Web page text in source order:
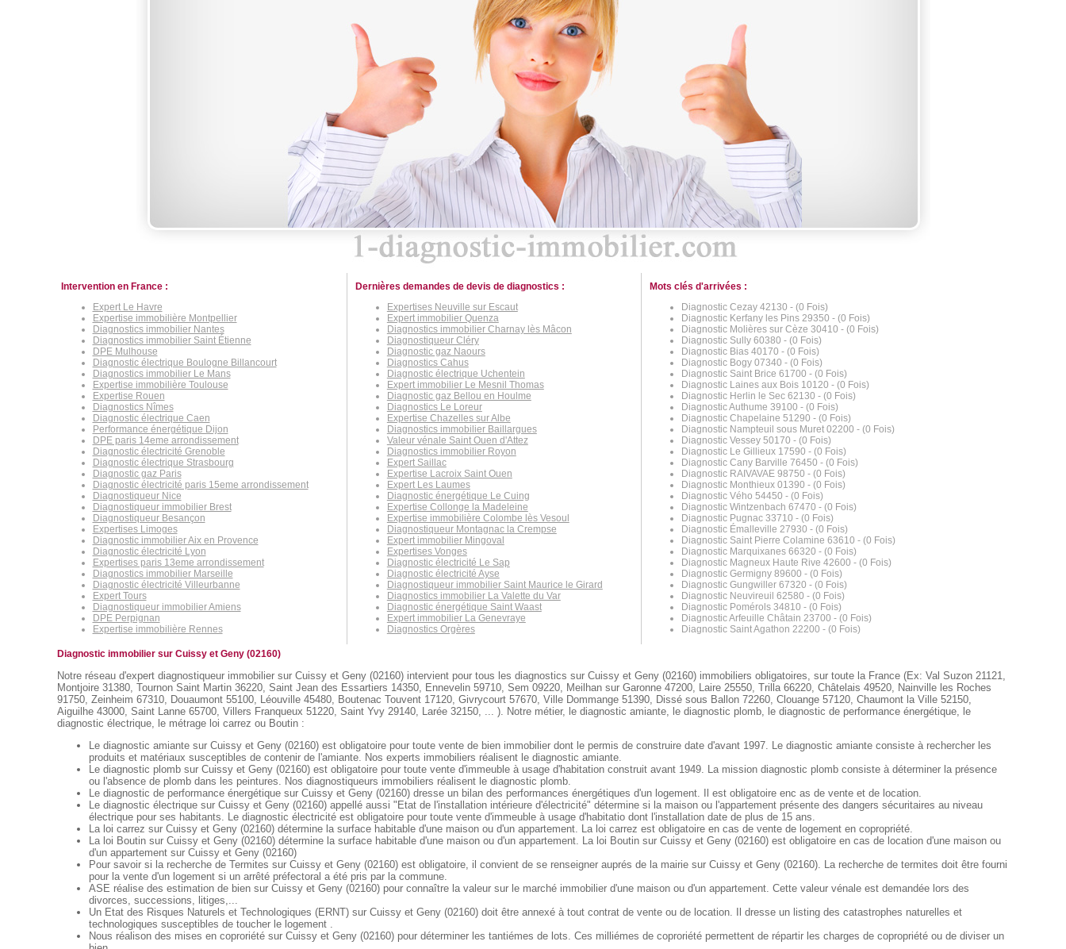
Intervention en France :
Expert Le Havre
Expertise immobilière Montpellier
Diagnostics immobilier Nantes
Diagnostics immobilier Saint Étienne
DPE Mulhouse
Diagnostic électrique Boulogne Billancourt
Diagnostics immobilier Le Mans
Expertise immobilière Toulouse
Expertise Rouen
Diagnostics Nîmes
Diagnostic électrique Caen
Performance énergétique Dijon
DPE paris 14eme arrondissement
Diagnostic électricité Grenoble
Diagnostic électrique Strasbourg
Diagnostic gaz Paris
Diagnostic électricité paris 15eme arrondissement
Diagnostiqueur Nice
Diagnostiqueur immobilier Brest
Diagnostiqueur Besançon
Expertises Limoges
Diagnostic immobilier Aix en Provence
Diagnostic électricité Lyon
Expertises paris 13eme arrondissement
Diagnostics immobilier Marseille
Diagnostic électricité Villeurbanne
Expert Tours
Diagnostiqueur immobilier Amiens
DPE Perpignan
Expertise immobilière Rennes
Dernières demandes de devis de diagnostics :
Expertises Neuville sur Escaut
Expert immobilier Quenza
Diagnostics immobilier Charnay lès Mâcon
Diagnostiqueur Cléry
Diagnostic gaz Naours
Diagnostics Cahus
Diagnostic électrique Uchentein
Expert immobilier Le Mesnil Thomas
Diagnostic gaz Bellou en Houlme
Diagnostics Le Loreur
Expertise Chazelles sur Albe
Diagnostics immobilier Baillargues
Valeur vénale Saint Ouen d'Attez
Diagnostics immobilier Royon
Expert Saillac
Expertise Lacroix Saint Ouen
Expert Les Laumes
Diagnostic énergétique Le Cuing
Expertise Collonge la Madeleine
Expertise immobilière Colombe lès Vesoul
Diagnostiqueur Montagnac la Crempse
Expert immobilier Mingoval
Expertises Vonges
Diagnostic électricité Le Sap
Diagnostic électricité Ayse
Diagnostiqueur immobilier Saint Maurice le Girard
Diagnostics immobilier La Valette du Var
Diagnostic énergétique Saint Waast
Expert immobilier La Genevraye
Diagnostics Orgères
Mots clés d'arrivées :
Diagnostic Cezay 42130 - (0 Fois)
Diagnostic Kerfany les Pins 29350 - (0 Fois)
Diagnostic Molières sur Cèze 30410 - (0 Fois)
Diagnostic Sully 60380 - (0 Fois)
Diagnostic Bias 40170 - (0 Fois)
Diagnostic Bogy 07340 - (0 Fois)
Diagnostic Saint Brice 61700 - (0 Fois)
Diagnostic Laines aux Bois 10120 - (0 Fois)
Diagnostic Herlin le Sec 62130 - (0 Fois)
Diagnostic Authume 39100 - (0 Fois)
Diagnostic Chapelaine 51290 - (0 Fois)
Diagnostic Nampteuil sous Muret 02200 - (0 Fois)
Diagnostic Vessey 50170 - (0 Fois)
Diagnostic Le Gillieux 17590 - (0 Fois)
Diagnostic Cany Barville 76450 - (0 Fois)
Diagnostic RAIVAVAE 98750 - (0 Fois)
Diagnostic Monthieux 01390 - (0 Fois)
Diagnostic Vého 54450 - (0 Fois)
Diagnostic Wintzenbach 67470 - (0 Fois)
Diagnostic Pugnac 33710 - (0 Fois)
Diagnostic Émalleville 27930 - (0 Fois)
Diagnostic Saint Pierre Colamine 63610 - (0 Fois)
Diagnostic Marquixanes 66320 - (0 Fois)
Diagnostic Magneux Haute Rive 42600 - (0 Fois)
Diagnostic Germigny 89600 - (0 Fois)
Diagnostic Gungwiller 67320 - (0 Fois)
Diagnostic Neuvireuil 62580 - (0 Fois)
Diagnostic Pomérols 34810 - (0 Fois)
Diagnostic Arfeuille Châtain 23700 - (0 Fois)
Diagnostic Saint Agathon 22200 - (0 Fois)
Diagnostic immobilier sur Cuissy et Geny (02160)
Notre réseau d'expert diagnostiqueur immobilier sur Cuissy et Geny (02160) intervient pour tous les diagnostics sur Cuissy et Geny (02160) immobiliers obligatoires, sur toute la France (Ex: Val Suzon 21121,
Montjoire 31380, Tournon Saint Martin 36220, Saint Jean des Essartiers 14350, Ennevelin 59710, Sem 09220, Meilhan sur Garonne 47200, Laire 25550, Trilla 66220, Châtelais 49520, Nainville les Roches
91750, Zeinheim 67310, Douaumont 55100, Léouville 45480, Boutenac Touvent 17120, Givrycourt 57670, Ville Dommange 51390, Dissé sous Ballon 72260, Clouange 57120, Chaumont la Ville 52150,
Aiguilhe 43000, Saint Lanne 65700, Villers Franqueux 51220, Saint Yvy 29140, Larée 32150, ... ). Notre métier, le diagnostic amiante, le diagnostic plomb, le diagnostic de performance énergétique, le
diagnostic électrique, le métrage loi carrez ou Boutin :
Le diagnostic amiante sur Cuissy et Geny (02160) est obligatoire pour toute vente de bien immobilier dont le permis de construire date d'avant 1997. Le diagnostic amiante consiste à rechercher les
produits et matériaux susceptibles de contenir de l'amiante. Nos experts immobiliers réalisent le diagnostic amiante.
Le diagnostic plomb sur Cuissy et Geny (02160) est obligatoire pour toute vente d'immeuble à usage d'habitation construit avant 1949. La mission diagnostic plomb consiste à déterminer la présence
ou l'absence de plomb dans les peintures. Nos diagnostiqueurs immobiliers réalisent le diagnostic plomb.
Le diagnostic de performance énergétique sur Cuissy et Geny (02160) dresse un bilan des performances énergétiques d'un logement. Il est obligatoire enc as de vente et de location.
Le diagnostic électrique sur Cuissy et Geny (02160) appellé aussi "Etat de l'installation intérieure d'électricité" détermine si la maison ou l'appartement présente des dangers sécuritaires au niveau
électrique pour ses habitants. Le diagnostic électricité est obligatoire pour toute vente d'immeuble à usage d'habitatio dont l'installation date de plus de 15 ans.
La loi carrez sur Cuissy et Geny (02160) détermine la surface habitable d'une maison ou d'un appartement. La loi carrez est obligatoire en cas de vente de logement en copropriété.
La loi Boutin sur Cuissy et Geny (02160) détermine la surface habitable d'une maison ou d'un appartement. La loi Boutin sur Cuissy et Geny (02160) est obligatoire en cas de location d'une maison ou
d'un appartement sur Cuissy et Geny (02160)
Pour savoir si la recherche de Termites sur Cuissy et Geny (02160) est obligatoire, il convient de se renseigner auprés de la mairie sur Cuissy et Geny (02160). La recherche de termites doit être fourni
pour la vente d'un logement si un arrêté préfectoral a été pris par la commune.
ASE réalise des estimation de bien sur Cuissy et Geny (02160) pour connaître la valeur sur le marché immobilier d'une maison ou d'un appartement. Cette valeur vénale est demandée lors des
divorces, successions, litiges,...
Un Etat des Risques Naturels et Technologiques (ERNT) sur Cuissy et Geny (02160) doit être annexé à tout contrat de vente ou de location. Il dresse un listing des catastrophes naturelles et
technologiques susceptibles de toucher le logement .
Nous réalison des mises en coproriété sur Cuissy et Geny (02160) pour déterminer les tantiémes de lots. Ces milliémes de coproriété permettent de répartir les charges de copropriété ou de diviser un